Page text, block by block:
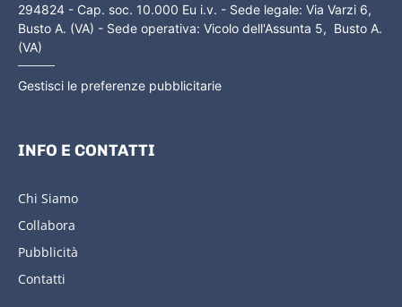
294824 - Cap. soc. 10.000 Eu i.v. - Sede legale: Via Varzi 6,
Busto A. (VA) - Sede operativa: Vicolo dell'Assunta 5, Busto A.
(VA)
Gestisci le preferenze pubblicitarie
INFO E CONTATTI
Chi Siamo
Collabora
Pubblicità
Contatti